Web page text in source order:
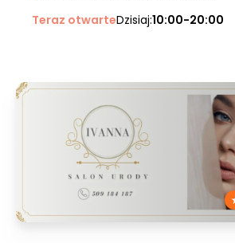
Teraz otwarteDzisiaj:10:00-20:00